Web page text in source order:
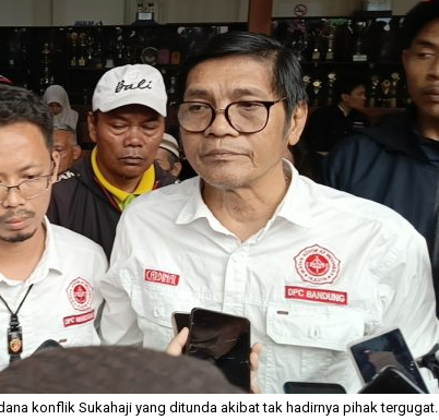
konflik Sukahaji yang ditunda akibat tak hadirnya pihak tergugat.